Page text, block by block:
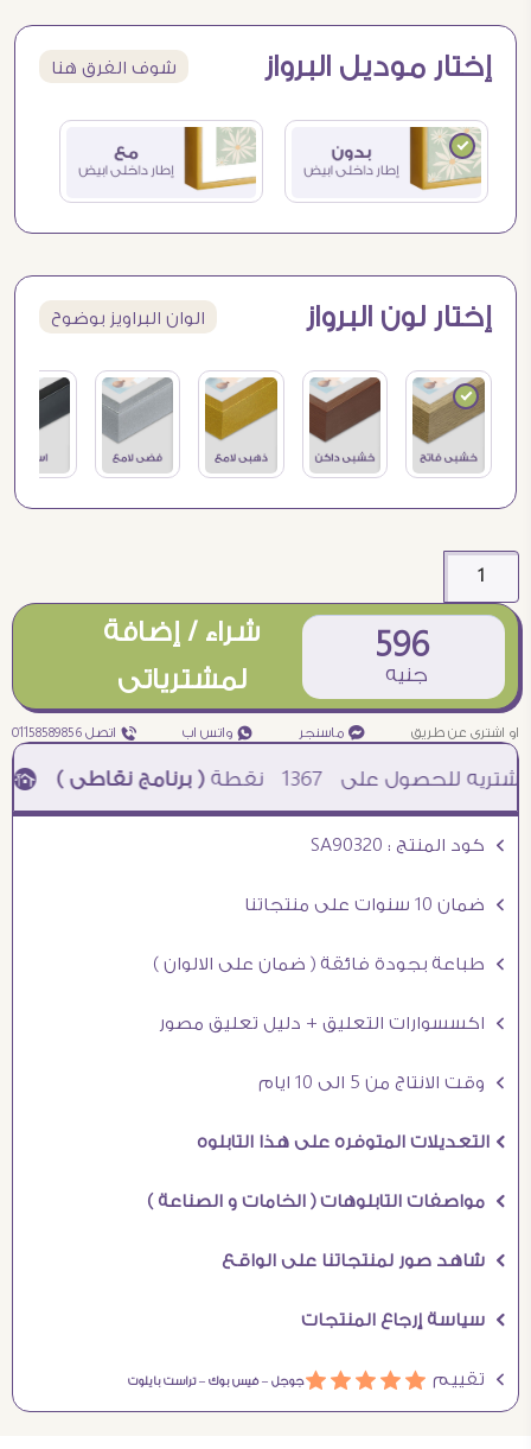
إختار موديل البرواز شوف الفرق هنا
إختار لون البرواز الوان البراويز بوضوح
596
جنيه
شراء / إضافة
لمشترياتى
او اشترى عن طريق ¥ ماسنجر ₧ واتس اب ƒ اتصل 01158589856
1367 نقطة( برنامج نقاطى )à خصم 5% للعملاء الجدد à شحن مجانى عند الشراء ب 4000 جنيه à
Ö كود المنتج : SA90320
Ö ضمان 10 سنوات على منتجاتنا
Ö طباعة بجودة فائقة ( ضمان على الالوان )
Ö اكسسوارات التعليق + دليل تعليق مصور
Ö وقت الانتاج من 5 الى 10 ايام
Ö التعديلات المتوفره على هذا التابلوه
Ö مواصفات التابلوهات ( الخامات و الصناعة )
Ö شاهد صور لمنتجاتنا على الواقع
Ö سياسة إرجاع المنتجات
Ö تقييم áááááجوجل –فيس بوك –تراست بايلوت